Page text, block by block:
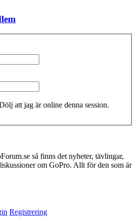
att jag är online denna session.
så finns det nyheter, tävlingar,
om GoPro. Allt för den som är
Registrering